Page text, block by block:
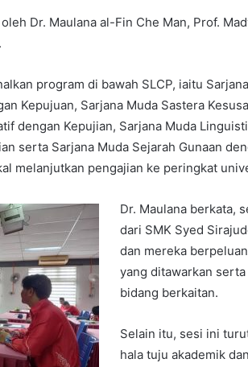
Dr. Maulana al-Fin Che Man, Prof.
program di bawah SLCP, iaitu
Kepujuan, Sarjana Muda Sastera
dengan Kepujian, Sarjana Muda
serta Sarjana Muda Sejarah Gunaan
melanjutkan pengajian ke peringkat
Dr. Maulana berkata,
dari SMK Syed
dan mereka
yang ditawarkan
bidang berkaitan.
Selain itu, sesi ini
hala tuju akademik